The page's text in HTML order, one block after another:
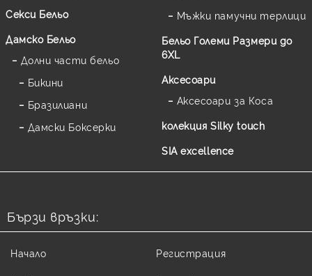
Секси Бельо
Дамско Бельо
Долни части бельо
Бикини
Бразилиани
Дамски Боксерки
Мъжки памучни терлици
Бельо Големи Размери до
6XL
Аксесоари
Аксесоари за Коса
колекция Silky touch
SIA excellence
Бързи връзки:
Начало Регистрация